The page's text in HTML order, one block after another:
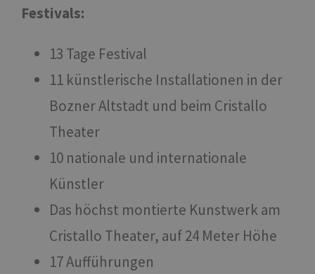
Festivals:
13 Tage Festival
11 künstlerische Installationen in der
Bozner Altstadt und beim Cristallo
Theater
10 nationale und internationale
Künstler
Das höchst montierte Kunstwerk am
Cristallo Theater, auf 24 Meter Höhe
17 Aufführungen